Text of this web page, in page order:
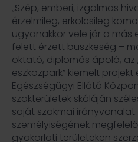
„Szép, emberi, izgalmas
érzelmileg, erkölcsileg
ugyanakkor vele jár a
felett érzett büszkeség –
oktató, diplomás ápoló, az
eszközpark” kiemelt projekt
Egészségügyi Ellátó
szakterületek skáláján
saját szakmai irányvonalat.
személyiségének
gyakorlati területeken